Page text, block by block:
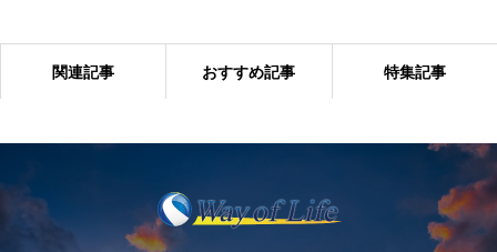
関連記事 おすすめ記事 特集記事